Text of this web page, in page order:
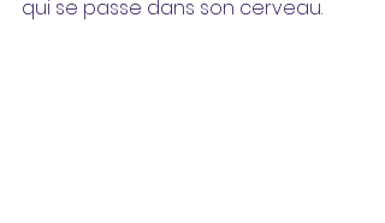
qui se passe dans son cerveau.